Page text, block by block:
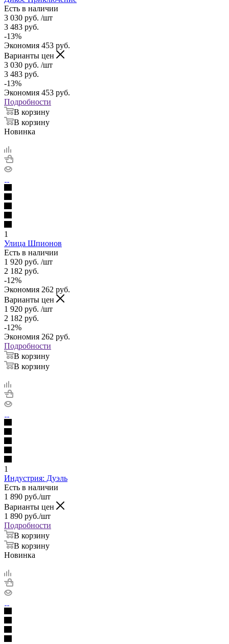
Есть в наличии
3 030 руб. /шт
3 483 руб.
-13%
Экономия 453 руб.
Варианты цен
3 030 руб. /шт
3 483 руб.
-13%
Экономия 453 руб.
Подробности
В корзину
В корзину
Новинка
1
Улица Шпионов
Есть в наличии
1 920 руб. /шт
2 182 руб.
-12%
Экономия 262 руб.
Варианты цен
1 920 руб. /шт
2 182 руб.
-12%
Экономия 262 руб.
Подробности
В корзину
В корзину
1
Индустрия: Дуэль
Есть в наличии
1 890 руб./шт
Варианты цен
1 890 руб./шт
Подробности
В корзину
В корзину
Новинка